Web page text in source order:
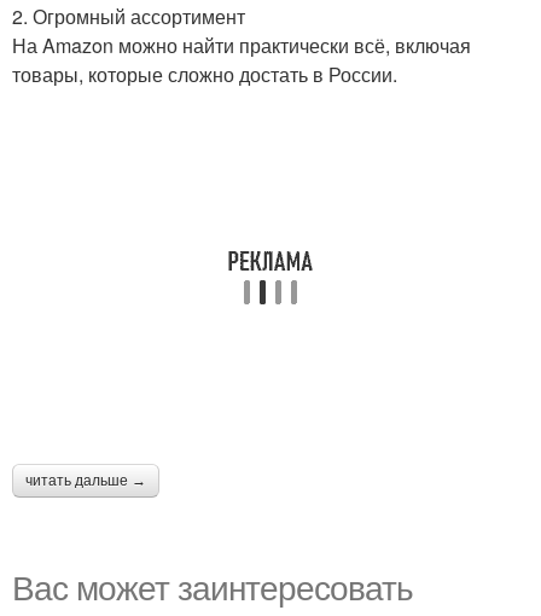
2. Огромный ассортимент
На Amazon можно найти практически всё, включая
товары, которые сложно достать в России.
читать дальше →
Вас может заинтересовать